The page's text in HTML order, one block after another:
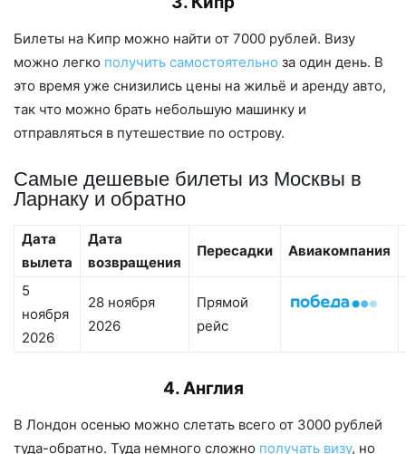
Билеты на Кипр можно найти от 7000 рублей. Визу
можно легко получить самостоятельно за один день. В
это время уже снизились цены на жильё и аренду авто,
так что можно брать небольшую машинку и
отправляться в путешествие по острову.
Самые дешевые билеты из Москвы в
Ларнаку и обратно
Дата
вылета
Дата
возвращения
Пересадки Авиакомпания
5
ноября
2026
28 ноября
2026
Прямой
рейс
4. Англия
В Лондон осенью можно слетать всего от 3000 рублей
туда-обратно. Туда немного сложно получать визу, но